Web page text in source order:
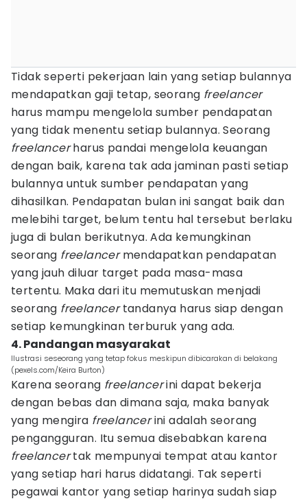
Tidak seperti pekerjaan lain yang setiap bulannya
mendapatkan gaji tetap, seorang freelancer
harus mampu mengelola sumber pendapatan
yang tidak menentu setiap bulannya. Seorang
freelancerharus pandai mengelola keuangan
dengan baik, karena tak ada jaminan pasti setiap
bulannya untuk sumber pendapatan yang
dihasilkan. Pendapatan bulan ini sangat baik dan
melebihi target, belum tentu hal tersebut berlaku
juga di bulan berikutnya. Ada kemungkinan
seorang freelancermendapatkan pendapatan
yang jauh diluar target pada masa-masa
tertentu. Maka dari itu memutuskan menjadi
seorang freelancertandanya harus siap dengan
setiap kemungkinan terburuk yang ada.
4. Pandangan masyarakat
Ilustrasi seseorang yang tetap fokus meskipun dibicarakan di belakang
(pexels.com/Keira Burton)
Karena seorang freelancerini dapat bekerja
dengan bebas dan dimana saja, maka banyak
yang mengira freelancerini adalah seorang
pengangguran. Itu semua disebabkan karena
freelancertak mempunyai tempat atau kantor
yang setiap hari harus didatangi. Tak seperti
pegawai kantor yang setiap harinya sudah siap